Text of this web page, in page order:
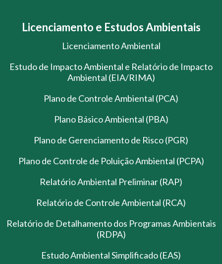
Licenciamento e Estudos Ambientais
Licenciamento Ambiental
Estudo de Impacto Ambiental e Relatório de Impacto
Ambiental (EIA/RIMA)
Plano de Controle Ambiental (PCA)
Plano Básico Ambiental (PBA)
Plano de Gerenciamento de Risco (PGR)
Plano de Controle de Poluição Ambiental (PCPA)
Relatório Ambiental Preliminar (RAP)
Relatório de Controle Ambiental (RCA)
Relatório de Detalhamento dos Programas Ambientais
(RDPA)
Estudo Ambiental Simplificado (EAS)